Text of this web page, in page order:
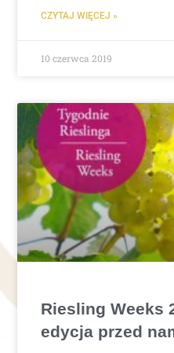
CZYTAJ WIĘCEJ »
10 czerwca 2019
Riesling Weeks
edycja przed